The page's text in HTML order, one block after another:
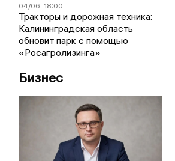
04/06 18:00
Тракторы и дорожная техника:
Калининградская область
обновит парк с помощью
«Росагролизинга»
Бизнес